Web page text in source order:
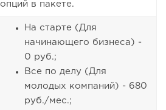
опций в пакете.
На старте (Для
начинающего бизнеса) -
0 руб.;
Все по делу (Для
молодых компаний) - 680
руб./мес.;